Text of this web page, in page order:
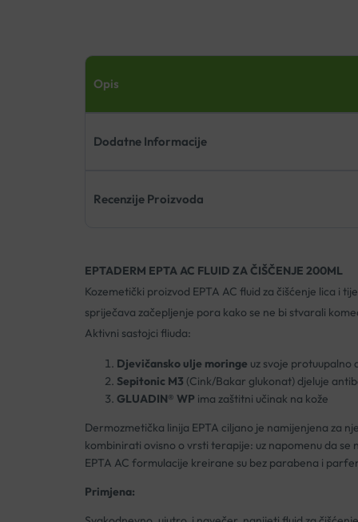
Opis
Dodatne Informacije
Recenzije Proizvoda
EPTADERM EPTA AC FLUID ZA ČIŠČENJE 200ML
Kozemetički proizvod EPTA AC fluid za čišćenje lica i
spriječava začepljenje pora kako se ne bi stvarali
Aktivni sastojci fliuda:
Djevičansko ulje moringe uz svoje protuupalno
Sepitonic M3 (Cink/Bakar glukonat) djeluje
GLUADIN® WP ima zaštitni učinak na kože
Dermozmetička linija EPTA ciljano je namijenjena za
kombinirati ovisno o vrsti terapije: uz napomenu da
EPTA AC formulacije kreirane su bez parabena i
Primjena: